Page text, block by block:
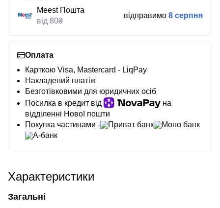
Meest Пошта
від 80₴
відправимо 8 серпня
Оплата
Карткою Visa, Mastercard - LiqPay
Накладений платіж
Безготівковими для юридичних осіб
Посилка в кредит від
на
відділенні Нової пошти
Покупка частинами -
Приват банк
Моно банк
А-банк
Характеристики
Загальні